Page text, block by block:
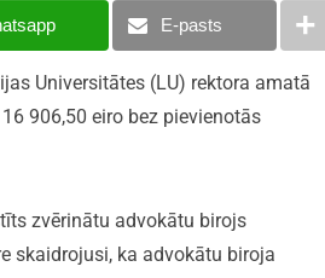
E-pasts
Universitātes (LU) rektora amatā
906,50 eiro bez pievienotās
zvērinātu advokātu birojs
skaidrojusi, ka advokātu biroja